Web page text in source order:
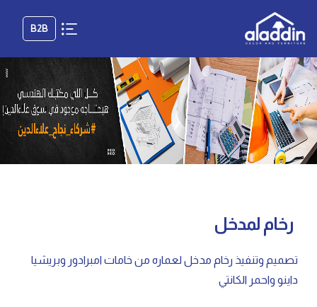
B2B
رخام لمدخل
تصميم وتنفيذ رخام مدخل لعماره من خامات امبرادور وبريشيا
داينو واحمر الكانتي